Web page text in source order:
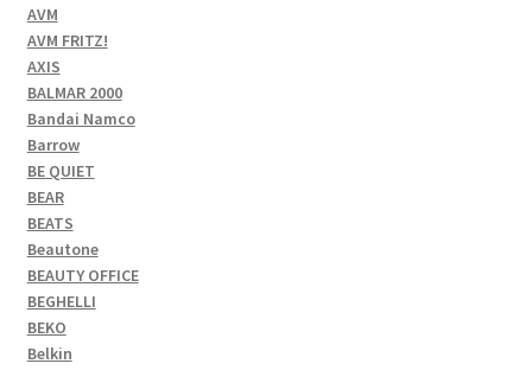
AVM
AVM FRITZ!
AXIS
BALMAR 2000
Bandai Namco
Barrow
BE QUIET
BEAR
BEATS
Beautone
BEAUTY OFFICE
BEGHELLI
BEKO
Belkin